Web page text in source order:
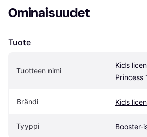
Ominaisuudet
Tuote
Tuotteen nimi
Kids
Princess
Brändi Kids
Tyyppi Booster-